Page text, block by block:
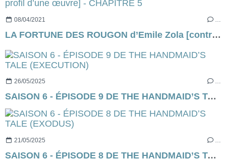
08/04/2021 …
LA FORTUNE DES ROUGON d’Emile Zola [contre-profil d’une œuvre] - CHAPITRE 5
26/05/2025 …
SAISON 6 - ÉPISODE 9 DE THE HANDMAID’S TALE (EXECUTION)
21/05/2025
SAISON 6 - ÉPISODE 8 DE THE HANDMAID’S TALE (EXODUS)